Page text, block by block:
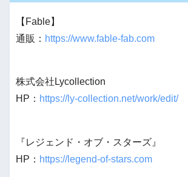
【Fable】
通販： https://www.fable-fab.com
株式会社Lycollection
HP： https://ly-collection.net/work/edit/
『レジェンド・オブ・スターズ』
HP： https://legend-of-stars.com